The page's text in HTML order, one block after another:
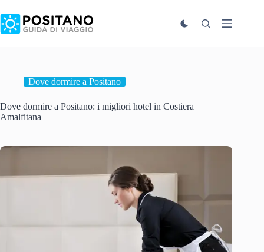
al
contenuto
Dove dormire a Positano
Dove dormire a Positano: i migliori hotel in Costiera
Amalfitana